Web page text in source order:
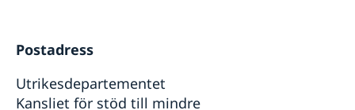
Postadress
Utrikesdepartementet
Kansliet för stöd till mindre